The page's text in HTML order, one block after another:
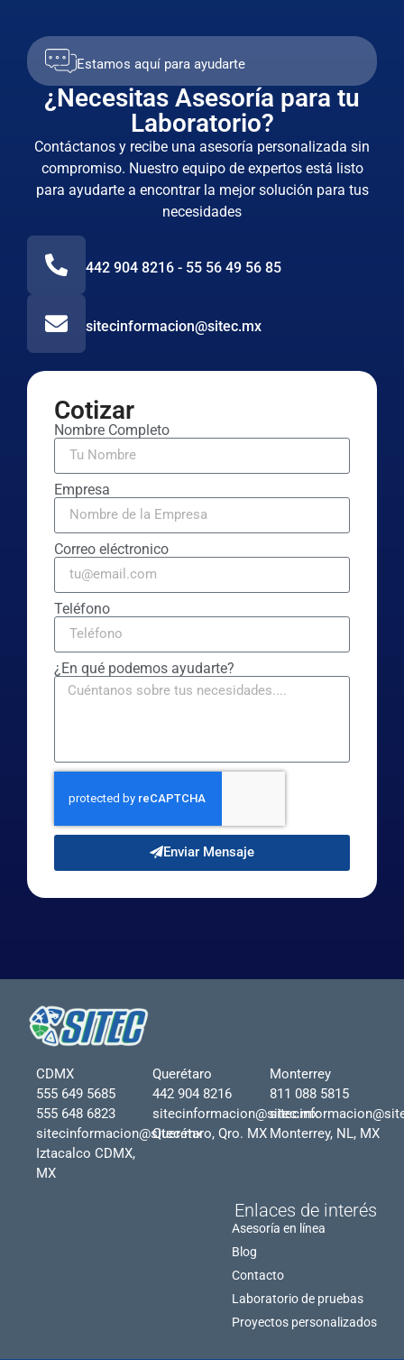
Estamos aquí para ayudarte
¿Necesitas Asesoría para tu
Laboratorio?
Contáctanos y recibe una asesoría personalizada sin
compromiso. Nuestro equipo de expertos está listo
para ayudarte a encontrar la mejor solución para tus
necesidades
442 904 8216 - 55 56 49 56 85
sitecinformacion@sitec.mx
Cotizar
Nombre Completo
Empresa
Correo eléctronico
Teléfono
¿En qué podemos ayudarte?
Enviar Mensaje
CDMX
555 649 5685
555 648 6823
sitecinformacion@sitec.mx
Iztacalco CDMX,
MX
Querétaro
442 904 8216
sitecinformacion@sitec.mx
Querétaro, Qro. MX
Monterrey
811 088 5815
Monterrey, NL, MX
Enlaces de interés
Asesoría en línea
Blog
Contacto
Laboratorio de pruebas
Proyectos personalizados